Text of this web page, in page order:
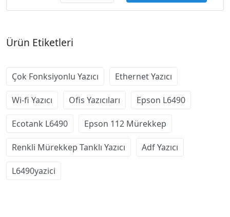
Ürün Etiketleri
Çok Fonksiyonlu Yazıcı Ethernet Yazıcı
Wi-fi Yazıcı Ofis Yazıcıları Epson L6490
Ecotank L6490 Epson 112 Mürekkep
Renkli Mürekkep Tanklı Yazıcı Adf Yazıcı
L6490yazici